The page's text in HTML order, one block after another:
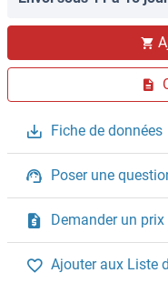
Fiche de données
Poser une
Demander un prix
Ajouter aux Liste